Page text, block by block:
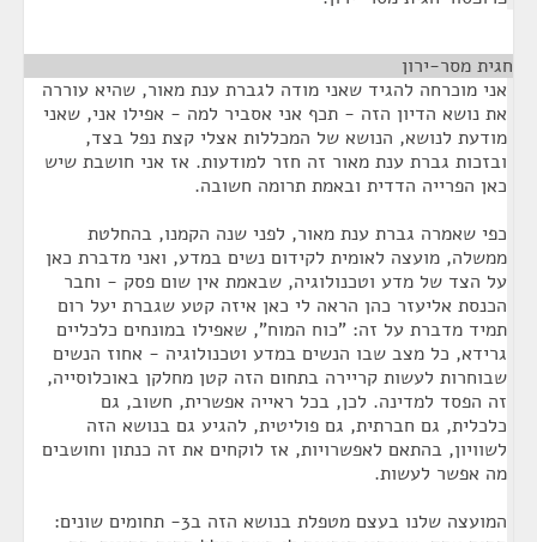
חגית מסר-ירון
אני מוכרחה להגיד שאני מודה לגברת ענת מאור, שהיא עוררה
את נושא הדיון הזה - תכף אני אסביר למה - אפילו אני, שאני
מודעת לנושא, הנושא של המכללות אצלי קצת נפל בצד,
ובזכות גברת ענת מאור זה חזר למודעות. אז אני חושבת שיש
כאן הפרייה הדדית ובאמת תרומה חשובה.
כפי שאמרה גברת ענת מאור, לפני שנה הקמנו, בהחלטת
ממשלה, מועצה לאומית לקידום נשים במדע, ואני מדברת כאן
על הצד של מדע וטכנולוגיה, שבאמת אין שום פסק - וחבר
הכנסת אליעזר כהן הראה לי כאן איזה קטע שגברת יעל רום
תמיד מדברת על זה: "כוח המוח", שאפילו במונחים כלכליים
גרידא, כל מצב שבו הנשים במדע וטכנולוגיה - אחוז הנשים
שבוחרות לעשות קריירה בתחום הזה קטן מחלקן באוכלוסייה,
זה הפסד למדינה. לכן, בכל ראייה אפשרית, חשוב, גם
כלכלית, גם חברתית, גם פוליטית, להגיע גם בנושא הזה
לשוויון, בהתאם לאפשרויות, אז לוקחים את זה כנתון וחושבים
מה אפשר לעשות.
המועצה שלנו בעצם מטפלת בנושא הזה ב3- תחומים שונים: